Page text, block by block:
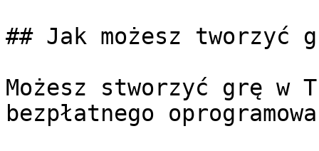
## Jak możesz tworzyć
Możesz stworzyć grę w
bezpłatnego